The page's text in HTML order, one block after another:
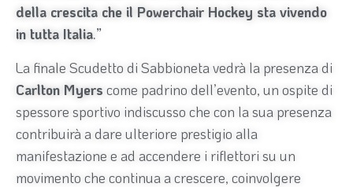
della crescita che il Powerchair Hockey sta vivendo
in tutta Italia.”
La finale Scudetto di Sabbioneta vedrà la presenza di
Carlton Myers come padrino dell’evento, un ospite di
spessore sportivo indiscusso che con la sua presenza
contribuirà a dare ulteriore prestigio alla
manifestazione e ad accendere i riflettori su un
movimento che continua a crescere, coinvolgere